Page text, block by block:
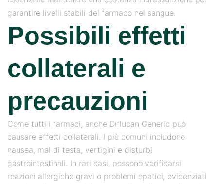
garantire livelli stabili del farmaco nel sangue.
Possibili effetti
collaterali e
precauzioni
Come tutti i farmaci, anche Diflucan Generic può
causare effetti collaterali. I più comuni includono
nausea, mal di testa, vertigini e disturbi
gastrointestinali. In rari casi, possono verificarsi
reazioni allergiche gravi o problemi epatici, evidenziati